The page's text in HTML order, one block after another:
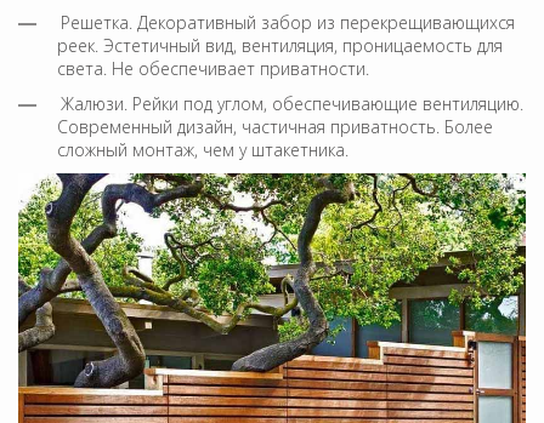
Решетка. Декоративный забор из перекрещивающихся
реек. Эстетичный вид, вентиляция, проницаемость для
света. Не обеспечивает приватности.
Жалюзи. Рейки под углом, обеспечивающие вентиляцию.
Современный дизайн, частичная приватность. Более
сложный монтаж, чем у штакетника.